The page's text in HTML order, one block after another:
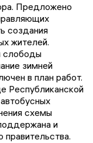
Предложено
создания
жителей.
слободы
зимней
в план работ.
Республиканской
схемы
и
правительства.